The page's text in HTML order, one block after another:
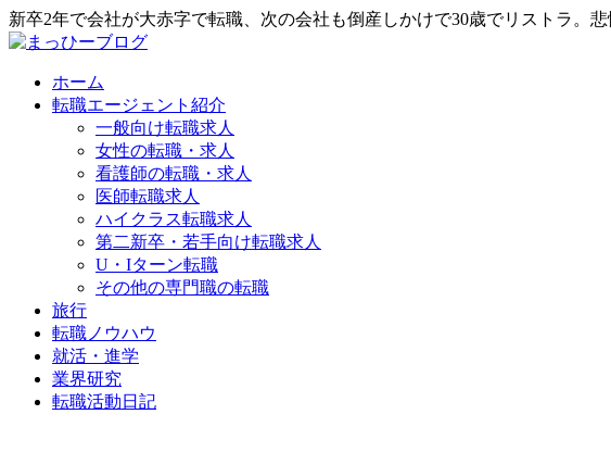
新卒2年で会社が大赤字で転職、次の会社も倒産しかけで30歳でリストラ。
ホーム
転職エージェント紹介
一般向け転職求人
女性の転職・求人
看護師の転職・求人
医師転職求人
ハイクラス転職求人
第二新卒・若手向け転職求人
U・Iターン転職
その他の専門職の転職
旅行
転職ノウハウ
就活・進学
業界研究
転職活動日記